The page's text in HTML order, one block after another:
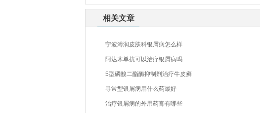
相关文章
宁波溥润皮肤科银屑病怎么样
阿达木单抗可以治疗银屑病吗
5型磷酸二酯酶抑制剂治疗牛皮癣
寻常型银屑病用什么药最好
治疗银屑病的外用药膏有哪些